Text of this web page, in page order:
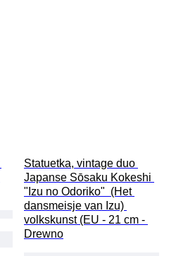
Statuetka, vintage duo
Japanse Sōsaku Kokeshi
"Izu no Odoriko"  (Het
dansmeisje van Izu)
volkskunst (EU - 21 cm -
Drewno